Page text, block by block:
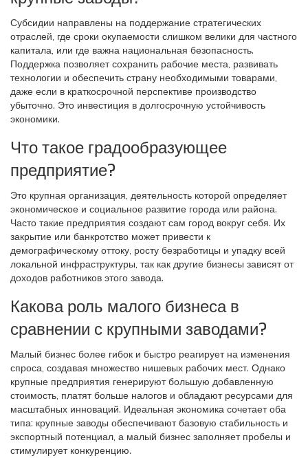
Субсидии направлены на поддержание стратегических
отраслей, где сроки окупаемости слишком велики для частного
капитала, или где важна национальная безопасность.
Поддержка позволяет сохранить рабочие места, развивать
технологии и обеспечить страну необходимыми товарами,
даже если в краткосрочной перспективе производство
убыточно. Это инвестиция в долгосрочную устойчивость
экономики.
Что такое градообразующее
предприятие?
Это крупная организация, деятельность которой определяет
экономическое и социальное развитие города или района.
Часто такие предприятия создают сам город вокруг себя. Их
закрытие или банкротство может привести к
демографическому оттоку, росту безработицы и упадку всей
локальной инфраструктуры, так как другие бизнесы зависят от
доходов работников этого завода.
Какова роль малого бизнеса в
сравнении с крупными заводами?
Малый бизнес более гибок и быстро реагирует на изменения
спроса, создавая множество нишевых рабочих мест. Однако
крупные предприятия генерируют большую добавленную
стоимость, платят больше налогов и обладают ресурсами для
масштабных инноваций. Идеальная экономика сочетает оба
типа: крупные заводы обеспечивают базовую стабильность и
экспортный потенциал, а малый бизнес заполняет пробелы и
стимулирует конкуренцию.